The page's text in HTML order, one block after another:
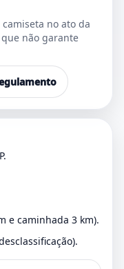
no ato da
não garante
e caminhada 3 km).